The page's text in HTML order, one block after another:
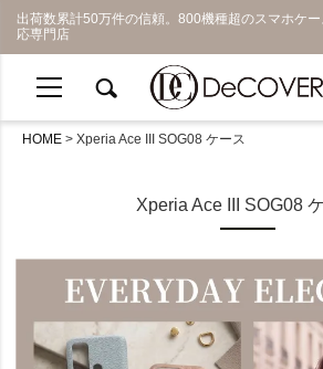
出荷数累計50万件の信頼。800機種超のスマホケ
応専門店
HOME Xperia Ace III SOG08 ケース
Xperia Ace III SOG08